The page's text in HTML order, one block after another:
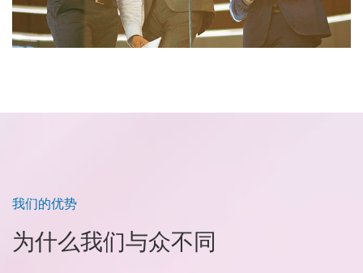
我们的优势
为什么我们与众不同